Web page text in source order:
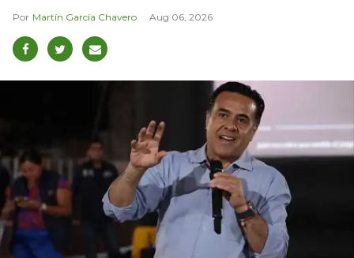
Martín García Chavero Aug 06, 2026